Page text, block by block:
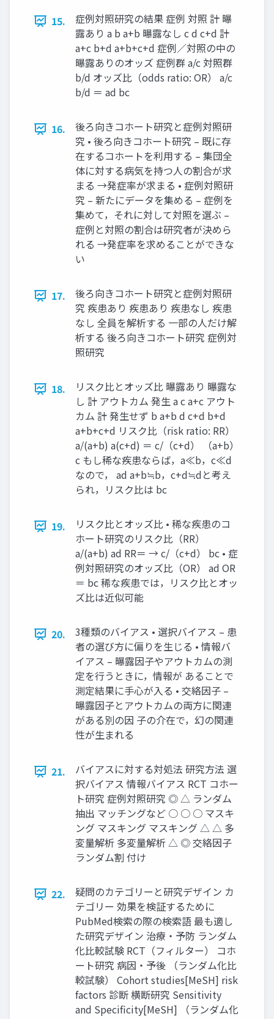
15.
症例対照研究の結果 症例 対照 計 曝
露あり a b a+b 曝露なし c d c+d 計
a+c b+d a+b+c+d 症例／対照の中の
曝露ありのオッズ 症例群 a/c 対照群
b/d オッズ比（odds ratio: OR） a/c
b/d ＝ ad bc
16.
後ろ向きコホート研究と症例対照研
究 • 後ろ向きコホート研究 – 既に存
在するコホートを利用する – 集団全
体に対する病気を持つ人の割合が求
まる →発症率が求まる • 症例対照研
究 – 新たにデータを集める – 症例を
集めて，それに対して対照を選ぶ –
症例と対照の割合は研究者が決めら
れる →発症率を求めることができな
い
17.
後ろ向きコホート研究と症例対照研
究 疾患あり 疾患あり 疾患なし 疾患
なし 全員を解析する 一部の人だけ解
析する 後ろ向きコホート研究 症例対
照研究
18.
リスク比とオッズ比 曝露あり 曝露な
し 計 アウトカム 発生 a c a+c アウト
カム 計 発生せず b a+b d c+d b+d
a+b+c+d リスク比（risk ratio: RR）
a/(a+b) a(c+d) ＝ c/（c+d） （a+b）
c もし稀な疾患ならば，a≪b，c≪d
なので， ad a+b≒b，c+d≒dと考え
られ，リスク比は bc
19.
リスク比とオッズ比 • 稀な疾患のコ
ホート研究のリスク比（RR）
a/(a+b) ad RR＝ → c/（c+d） bc • 症
例対照研究のオッズ比（OR） ad OR
＝ bc 稀な疾患では，リスク比とオッ
ズ比は近似可能
20.
3種類のバイアス • 選択バイアス – 患
者の選び方に偏りを生じる • 情報バ
イアス – 曝露因子やアウトカムの測
定を行うときに，情報が あることで
測定結果に手心が入る • 交絡因子 –
曝露因子とアウトカムの両方に関連
がある別の因 子の介在で，幻の関連
性が生まれる
21.
バイアスに対する対処法 研究方法 選
択バイアス 情報バイアス RCT コホー
ト研究 症例対照研究 ◎ △ ランダム
抽出 マッチングなど ○ ○ ○ マスキ
ング マスキング マスキング △ △ 多
変量解析 多変量解析 △ ◎ 交絡因子
ランダム割 付け
22.
疑問のカテゴリーと研究デザイン カ
テゴリー 効果を検証するために
PubMed検索の際の検索語 最も適し
た研究デザイン 治療・予防 ランダム
化比較試験 RCT（フィルター） コホ
ート研究 病因・予後 （ランダム化比
較試験） Cohort studies[MeSH] risk
factors 診断 横断研究 Sensitivity
and Specificity[MeSH] （ランダム化